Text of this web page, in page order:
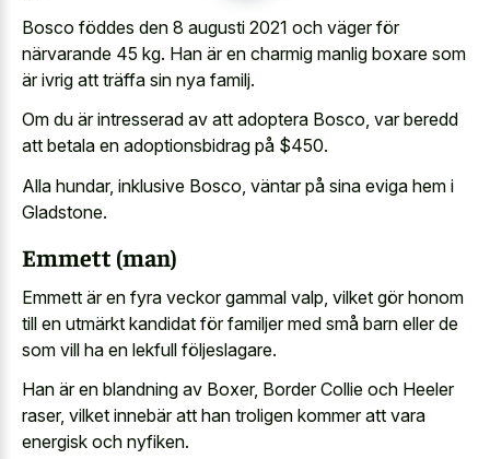
Bosco föddes den 8 augusti 2021 och väger för
närvarande 45 kg. Han är en charmig manlig boxare som
är ivrig att träffa sin nya familj.
Om du är intresserad av att adoptera Bosco, var beredd
att betala en adoptionsbidrag på $450.
Alla hundar, inklusive Bosco, väntar på sina eviga hem i
Gladstone.
Emmett (man)
Emmett är en fyra veckor gammal valp, vilket gör honom
till en utmärkt kandidat för familjer med små barn eller de
som vill ha en lekfull följeslagare.
Han är en blandning av Boxer, Border Collie och Heeler
raser, vilket innebär att han troligen kommer att vara
energisk och nyfiken.